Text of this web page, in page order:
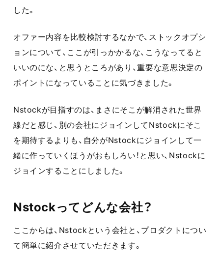
した。
オファー内容を比較検討するなかで、ストックオプシ
ョンについて、ここが引っかかるな、こうなってると
いいのにな、と思うところがあり、重要な意思決定の
ポイントになっていることに気づきました。
Nstockが目指すのは、まさにそこが解消された世界
線だと感じ、別の会社にジョインしてNstockにそこ
を期待するよりも、自分がNstockにジョインして一
緒に作っていくほうがおもしろい！と思い、Nstockに
ジョインすることにしました。
Nstockってどんな会社？
ここからは、Nstockという会社と、プロダクトについ
て簡単に紹介させていただきます。